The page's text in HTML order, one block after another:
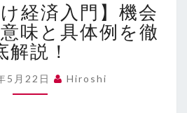
校
生
向
け
経
済
け経済入門】機会
味と具体例を徹
解説！
5月22日 Hiroshi